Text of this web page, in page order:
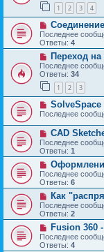
1 2 3 4
Последнее
Ответы: 4
Переход
Последнее
Ответы: 34
1 2 3
SolveSpace
Последнее
CAD
Последнее
Ответы: 1
Последнее
Ответы: 6
Как
Последнее
Ответы: 2
Fusion 360
Последнее
Ответы: 4